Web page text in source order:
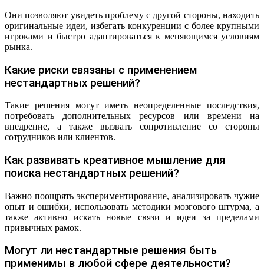
Они позволяют увидеть проблему с другой стороны, находить
оригинальные идеи, избегать конкуренции с более крупными
игроками и быстро адаптироваться к меняющимся условиям
рынка.
Какие риски связаны с применением
нестандартных решений?
Такие решения могут иметь неопределенные последствия,
потребовать дополнительных ресурсов или времени на
внедрение, а также вызвать сопротивление со стороны
сотрудников или клиентов.
Как развивать креативное мышление для
поиска нестандартных решений?
Важно поощрять экспериментирование, анализировать чужие
опыт и ошибки, использовать методики мозгового штурма, а
также активно искать новые связи и идеи за пределами
привычных рамок.
Могут ли нестандартные решения быть
применимы в любой сфере деятельности?